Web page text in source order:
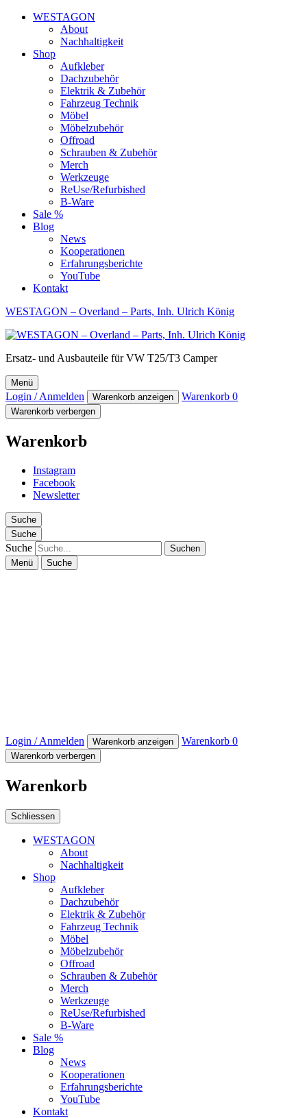
WESTAGON
About
Nachhaltigkeit
Shop
Aufkleber
Dachzubehör
Elektrik & Zubehör
Fahrzeug Technik
Möbel
Möbelzubehör
Offroad
Schrauben & Zubehör
Merch
Werkzeuge
ReUse/Refurbished
B-Ware
Sale %
Blog
News
Kooperationen
Erfahrungsberichte
YouTube
Kontakt
WESTAGON – Overland – Parts, Inh. Ulrich König
Ersatz- und Ausbauteile für VW T25/T3 Camper
Menü
Login / Anmelden Warenkorb anzeigen Warenkorb 0
Warenkorb verbergen
Warenkorb
Instagram
Facebook
Newsletter
Suche
Suche
Suche
Menü Suche
Login / Anmelden Warenkorb anzeigen Warenkorb 0
Warenkorb verbergen
Warenkorb
Schliessen
WESTAGON
About
Nachhaltigkeit
Shop
Aufkleber
Dachzubehör
Elektrik & Zubehör
Fahrzeug Technik
Möbel
Möbelzubehör
Offroad
Schrauben & Zubehör
Merch
Werkzeuge
ReUse/Refurbished
B-Ware
Sale %
Blog
News
Kooperationen
Erfahrungsberichte
YouTube
Kontakt